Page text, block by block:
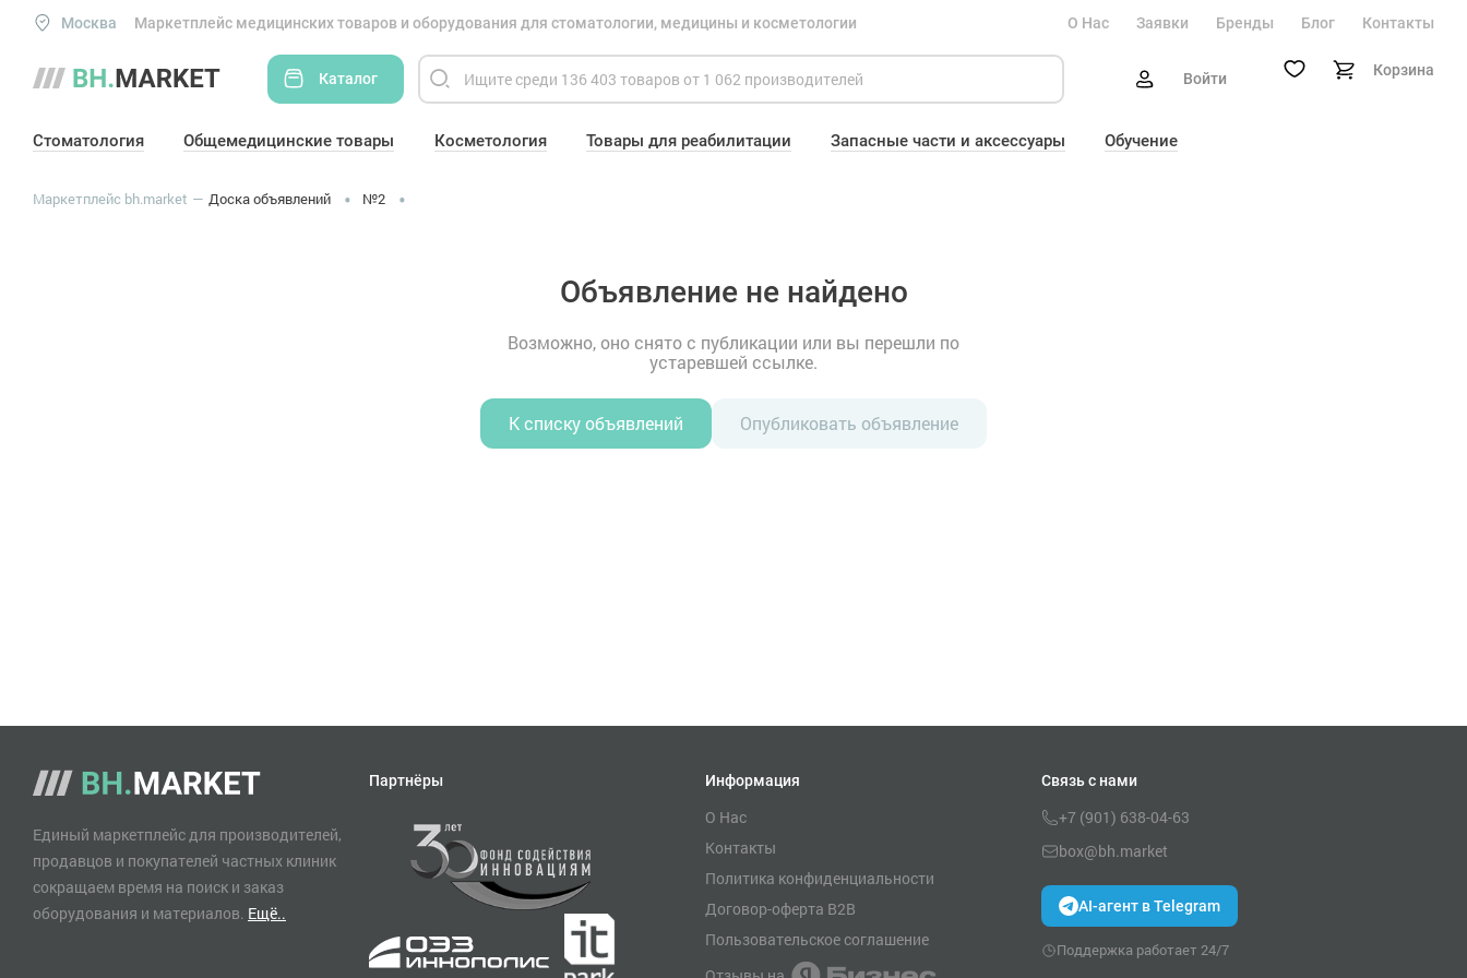
Москва Маркетплейс медицинских товаров и оборудования для стоматологии, медицины и косметологии О Нас Заявки Бренды Блог Контакты
Каталог Войти Корзина
Стоматология Общемедицинские товары Косметология Товары для реабилитации Запасные части и аксессуары Обучение
Маркетплейс bh.market Доска объявлений №2
Объявление не найдено
Возможно, оно снято с публикации или вы перешли по
устаревшей ссылке.
К списку объявлений Опубликовать объявление
Единый маркетплейс для производителей,
продавцов и покупателей частных клиник
сокращаем время на поиск и заказ
оборудования и материалов. Ещё..
Партнёры Информация
О Нас
Контакты
Политика конфиденциальности
Договор-оферта B2B
Пользовательское соглашение
Связь с нами
+7 (901) 638-04-63
box@bh.market
AI-агент в Telegram
Поддержка работает 24/7